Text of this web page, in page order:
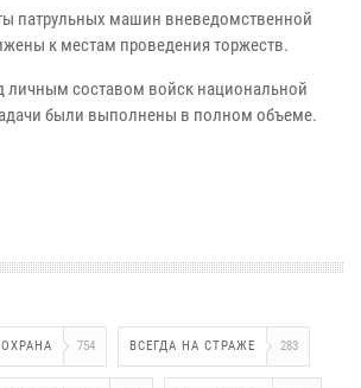
патрульных машин вневедомственной
к местам проведения торжеств.
личным составом войск национальной
были выполнены в полном объеме.
754 ВСЕГДА НА СТРАЖЕ 283